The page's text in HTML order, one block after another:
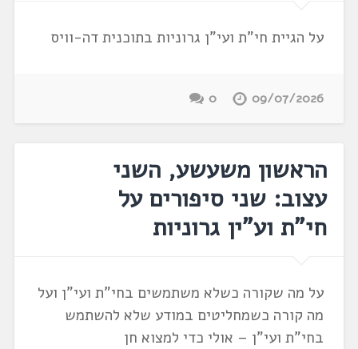
על הגיית חי"ת ועי"ן גרוניות בתוכנית דה-וויס
09/07/2026
0
הראשון משעשע, השני
עצוב: שני סיפורים על
חי"ת וע"ין גרוניות
על מה שקורה כשלא משתמשים בחי"ת ועי"ן ועל
מה קורה כשמחליטים במודע שלא להשתמש
בחי"ת ועי"ן – אולי כדי למצוא חן